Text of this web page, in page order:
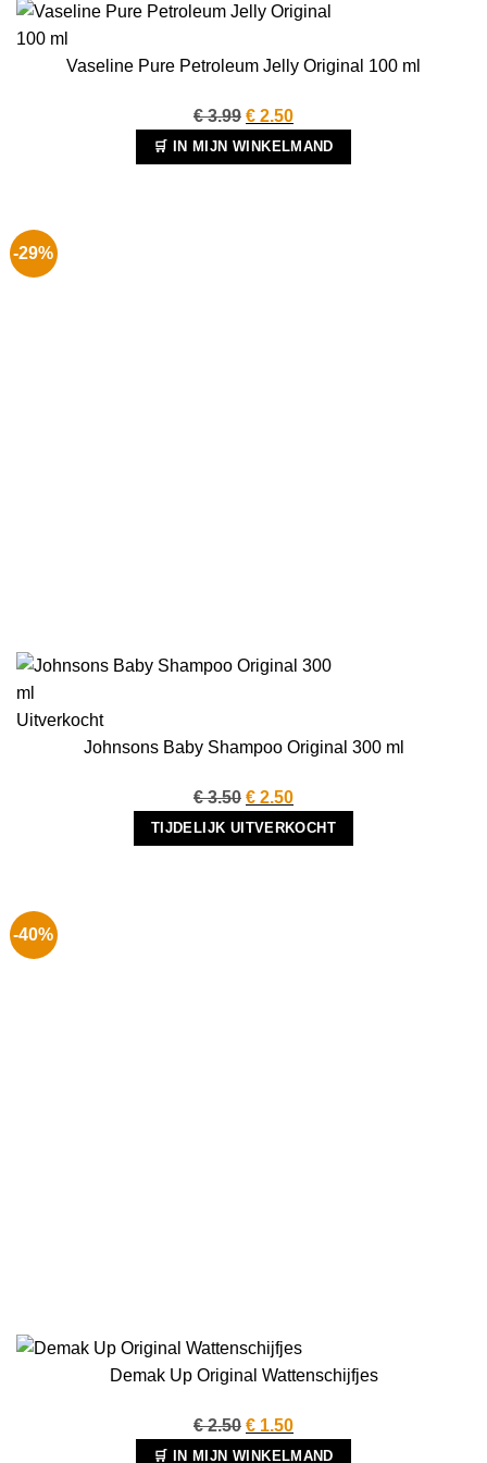
Vaseline Pure Petroleum Jelly Original 100 ml
€3.99 Oorspronkelijke
prijs
was:
€ 2.50Huidige
prijs
is:
🛒 IN MIJN WINKELMAND
-29%
Uitverkocht
Johnsons Baby Shampoo Original 300 ml
€3.50 Oorspronkelijke
prijs
was:
€ 2.50Huidige
prijs
is:
TIJDELIJK UITVERKOCHT
-40%
Demak Up Original Wattenschijfjes
€2.50 Oorspronkelijke
prijs
€ 1.50Huidige
prijs
🛒 IN MIJN WINKELMAND